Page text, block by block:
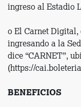
ingreso al Estadio
o El Carnet Digital,
ingresando a la
dice “CARNET”,
(https://
BENEFICIOS